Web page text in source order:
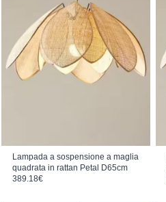
Lampada a sospensione a maglia
quadrata in rattan Petal D65cm
389.18€